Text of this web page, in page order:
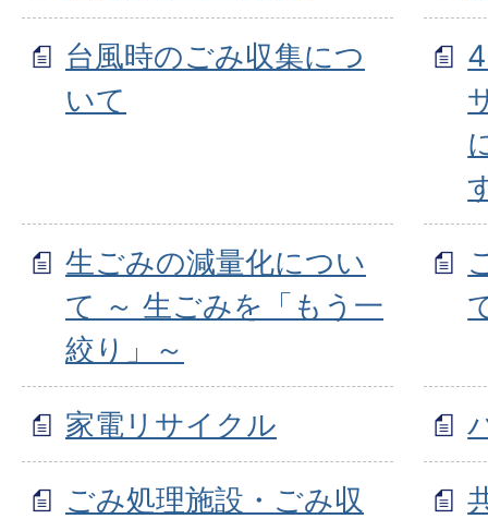
台風時のごみ収集につ
いて
生ごみの減量化につい
て ～ 生ごみを「もう一
絞り」～
家電リサイクル
ごみ処理施設・ごみ収